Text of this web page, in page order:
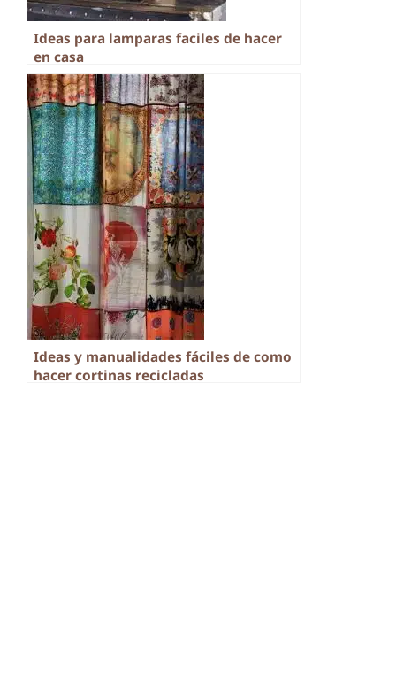
Ideas para lamparas faciles de hacer
en casa
Ideas y manualidades fáciles de como
hacer cortinas recicladas